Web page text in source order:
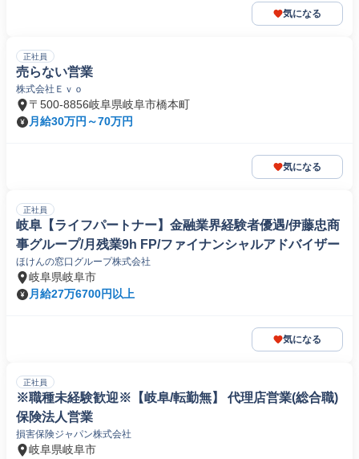
気になる
正社員
売らない営業
株式会社Ｅｖｏ
〒500-8856岐阜県岐阜市橋本町
月給30万円～70万円
気になる
正社員
岐阜【ライフパートナー】金融業界経験者優遇/伊藤忠商
事グループ/月残業9h FP/ファイナンシャルアドバイザー
ほけんの窓口グループ株式会社
岐阜県岐阜市
月給27万6700円以上
気になる
正社員
※職種未経験歓迎※【岐阜/転勤無】 代理店営業(総合職)
保険法人営業
損害保険ジャパン株式会社
岐阜県岐阜市